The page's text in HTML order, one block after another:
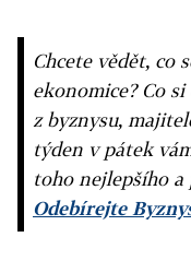
Chcete vědět, co
ekonomice? Co
z byznysu,
týden v pátek
toho nejlepšího a
Odebírejte